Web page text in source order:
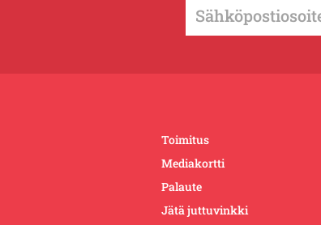
Toimitus
Mediakortti
Palaute
Jätä juttuvinkki